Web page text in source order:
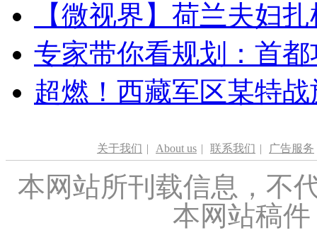
【微视界】荷兰夫妇
专家带你看规划：首
超燃！西藏军区某特
关于我们 | About us | 联系我们 | 广告服务
本网站所刊载信息，不
本网站稿